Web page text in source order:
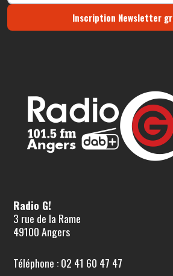
Inscription Newsletter
Radio G!
3 rue de la Rame
49100 Angers
Téléphone : 02 41 60 47 47